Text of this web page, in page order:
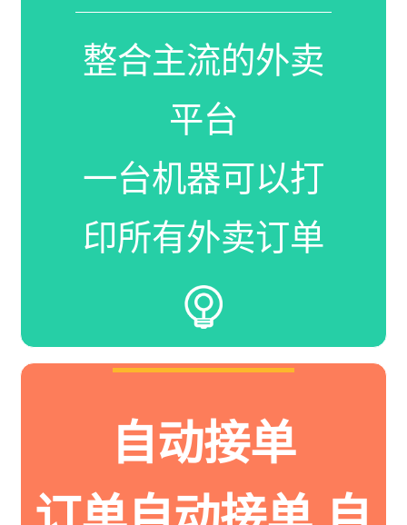
整合主流的外卖
平台
一台机器可以打
印所有外卖订单
自动接单